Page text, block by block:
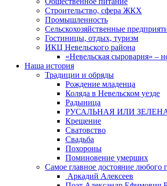
Строительство, сфера ЖКХ
Промышленность
Сельскохозяйственные
Гостиницы, отдых, туризм
ИКЦ Невельского района
«Невельская сыроварня» –
Наша история
Традиции и обряды
Рождение младенца
Коляда в Невельском уезде
Радыница
РУСАЛЬНАЯ ИЛИ
Крещение
Сватовство
Свадьба
Похороны
Поминовение умерших
Самое главное достояние любого
Аркадий Алексеев